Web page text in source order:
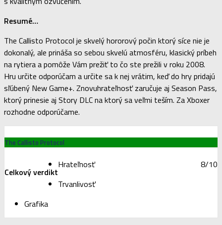
Resumé…
The Callisto Protocol je skvelý hororový počin ktorý síce nie je
dokonalý, ale prináša so sebou skvelú atmosféru, klasický príbeh
na rytiera a pomôže Vám prežiť to čo ste prežili v roku 2008.
Hru určite odporúčam a určite sa k nej vrátim, keď do hry pridajú
sľúbený New Game+. Znovuhrateľnosť zaručuje aj Season Pass,
ktorý prinesie aj Story DLC na ktorý sa veľmi teším. Za Xboxer
rozhodne odporúčame.
The Callisto Protocol
Celkový verdikt
8/10
Hrateľnosť
Trvanlivosť
Grafika